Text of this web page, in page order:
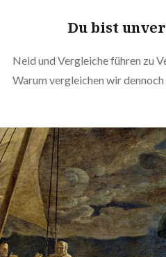
Du bist
Neid und Vergleiche führen zu
Warum vergleichen wir